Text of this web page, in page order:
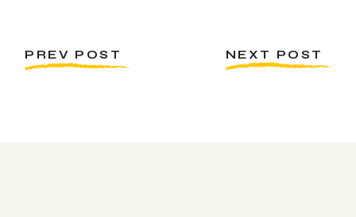
PREV POST NEXT POST